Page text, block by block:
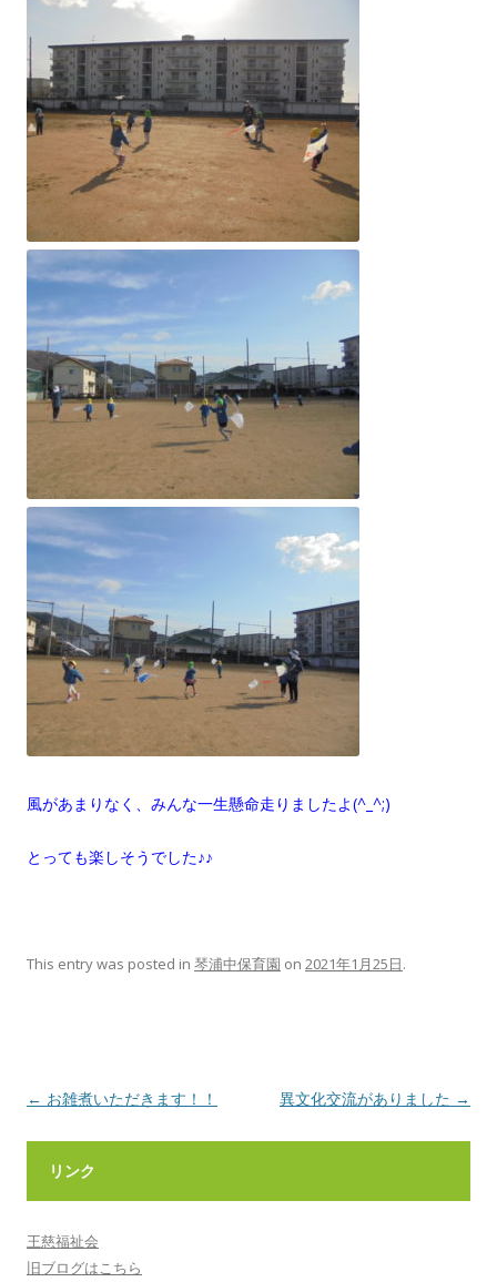
風があまりなく、みんな一生懸命走りましたよ(^_^;)
とっても楽しそうでした♪♪
This entry was posted in 琴浦中保育園 on 2021年1月25日.
Post
← お雑煮いただきます！！ 異文化交流がありました →
リンク
王慈福祉会
旧ブログはこちら